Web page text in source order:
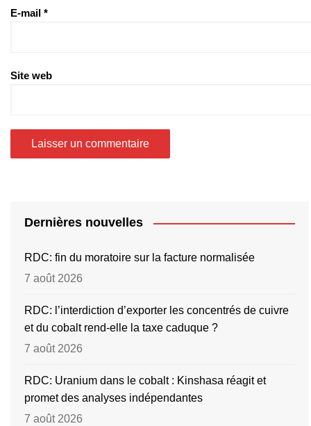
E-mail *
Site web
Dernières nouvelles
RDC: fin du moratoire sur la facture normalisée
7 août 2026
RDC: l’interdiction d’exporter les concentrés de cuivre
et du cobalt rend-elle la taxe caduque ?
7 août 2026
RDC: Uranium dans le cobalt : Kinshasa réagit et
promet des analyses indépendantes
7 août 2026